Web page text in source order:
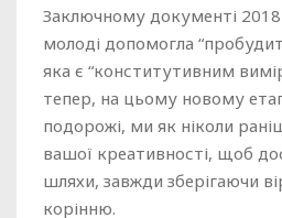
Заключному документі
молоді допомогла
яка є “конститутивним
тепер, на цьому новому
подорожі, ми як ніколи
вашої креативності, щоб
шляхи, завжди зберігаючи
корінню.